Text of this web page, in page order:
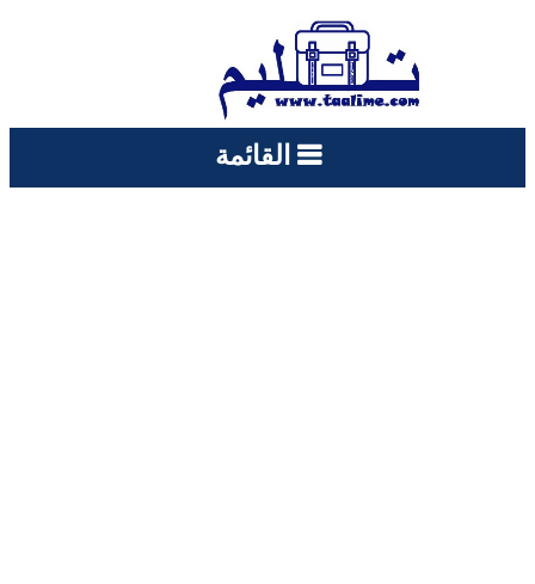
القائمة